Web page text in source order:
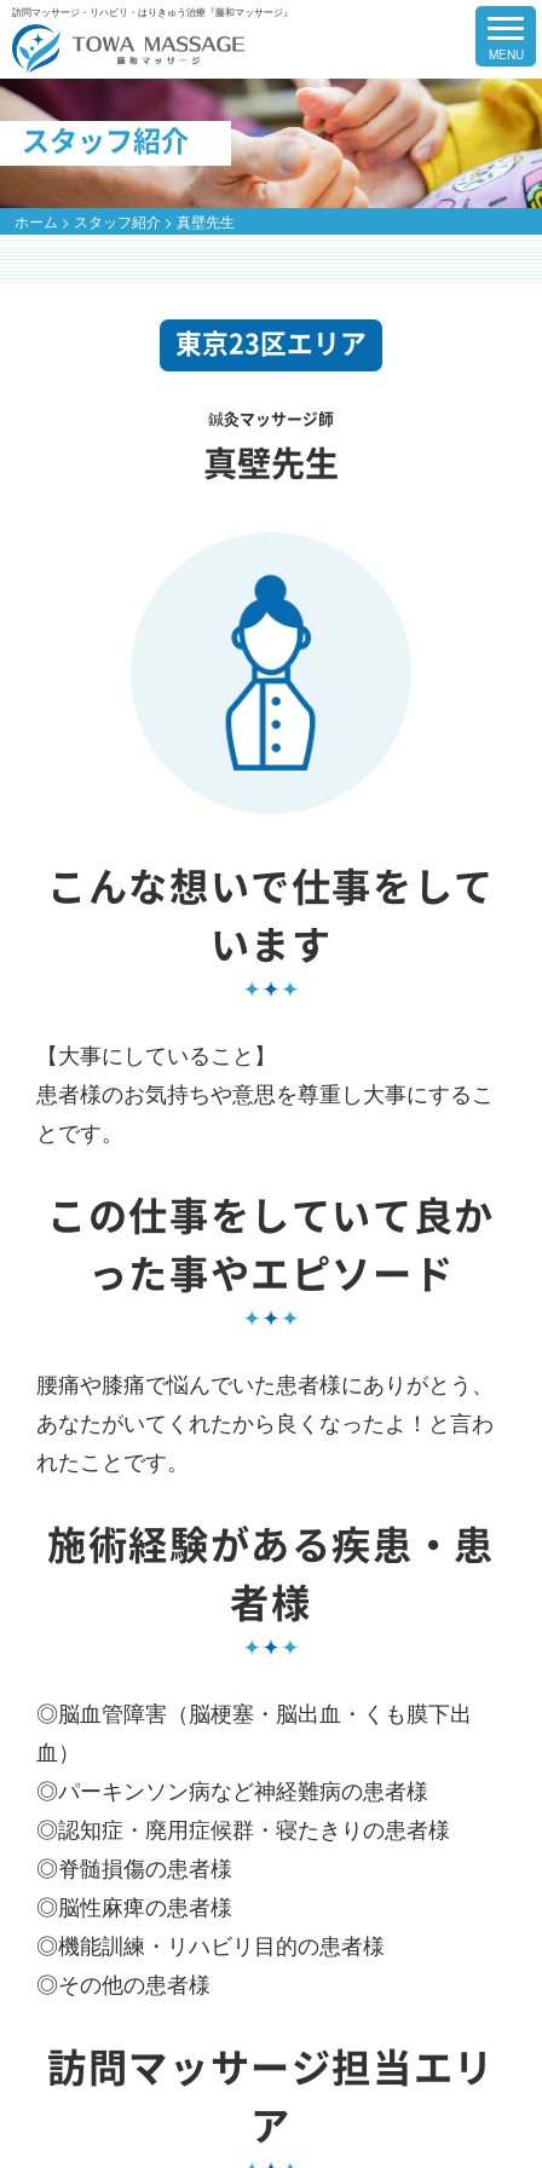
訪問マッサージ・リハビリ・はりきゅう治療『藤和マッサージ』
スタッフ紹介
ホーム > スタッフ紹介> 真壁先生
東京23区エリア
鍼灸マッサージ師
真壁先生
こんな想いで仕事をして
います
【大事にしていること】
患者様のお気持ちや意思を尊重し大事にするこ
とです。
この仕事をしていて良か
った事やエピソード
腰痛や膝痛で悩んでいた患者様にありがとう、
あなたがいてくれたから良くなったよ！と言わ
れたことです。
施術経験がある疾患・患
者様
◎脳血管障害（脳梗塞・脳出血・くも膜下出
血）
◎パーキンソン病など神経難病の患者様
◎認知症・廃用症候群・寝たきりの患者様
◎脊髄損傷の患者様
◎脳性麻痺の患者様
◎機能訓練・リハビリ目的の患者様
◎その他の患者様
訪問マッサージ担当エリ
ア